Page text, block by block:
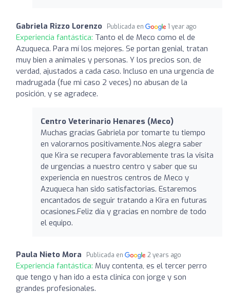
Gabriela Rizzo Lorenzo Publicada en 1 year ago
Experiencia fantástica: Tanto el de Meco como el de
Azuqueca. Para mí los mejores. Se portan genial, tratan
muy bien a animales y personas. Y los precios son, de
verdad, ajustados a cada caso. Incluso en una urgencia de
madrugada (fue mi caso 2 veces) no abusan de la
posición, y se agradece.
Centro Veterinario Henares (Meco)
Muchas gracias Gabriela por tomarte tu tiempo
en valorarnos positivamente.Nos alegra saber
que Kira se recupera favorablemente tras la visita
de urgencias a nuestro centro y saber que su
experiencia en nuestros centros de Meco y
Azuqueca han sido satisfactorias. Estaremos
encantados de seguir tratando a Kira en futuras
ocasiones.Feliz día y gracias en nombre de todo
el equipo.
Paula Nieto Mora Publicada en 2 years ago
Experiencia fantástica: Muy contenta, es el tercer perro
que tengo y han ido a esta clinica con jorge y son
grandes profesionales.